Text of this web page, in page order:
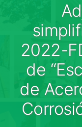
Inicio
Nosotros
Proyectos
Procesos
2022-
de
de